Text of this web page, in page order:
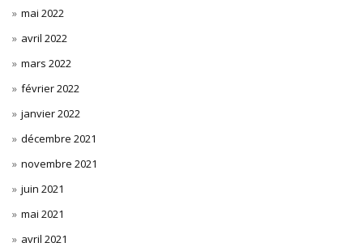
mai 2022
avril 2022
mars 2022
février 2022
janvier 2022
décembre 2021
novembre 2021
juin 2021
mai 2021
avril 2021